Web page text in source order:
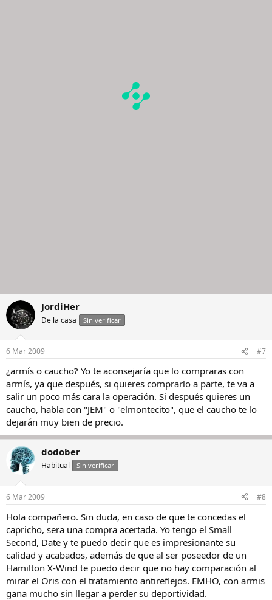
JordiHer
De la casa Sin verificar
6 Mar 2009 #7
¿armís o caucho? Yo te aconsejaría que lo compraras con
armís, ya que después, si quieres comprarlo a parte, te va a
salir un poco más cara la operación. Si después quieres un
caucho, habla con "JEM" o "elmontecito", que el caucho te lo
dejarán muy bien de precio.
dodober
Habitual Sin verificar
6 Mar 2009 #8
Hola compañero. Sin duda, en caso de que te concedas el
capricho, sera una compra acertada. Yo tengo el Small
Second, Date y te puedo decir que es impresionante su
calidad y acabados, además de que al ser poseedor de un
Hamilton X-Wind te puedo decir que no hay comparación al
mirar el Oris con el tratamiento antireflejos. EMHO, con armis
gana mucho sin llegar a perder su deportividad.